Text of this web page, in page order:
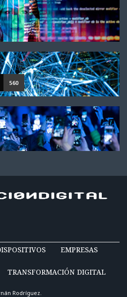
560
EMPRESAS
TRANSFORMACIÓN DIGITAL
Rodríguez.